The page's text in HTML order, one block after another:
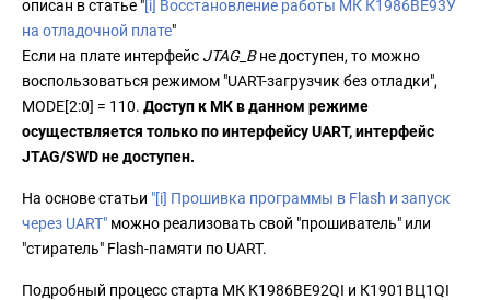
описан в статье " [i] Восстановление работы МК К1986ВЕ93У
на отладочной плате"
Если на плате интерфейс JTAG_Bне доступен, то можно
воспользоваться режимом "UART-загрузчик без отладки",
MODE[2:0] = 110. Доступ к МК в данном режиме
осуществляется только по интерфейсу UART, интерфейс
JTAG/SWD не доступен.
На основе статьи "[i] Прошивка программы в Flash и запуск
через UART" можно реализовать свой "прошиватель" или
"стиратель" Flash-памяти по UART.
Подробный процесс старта МК К1986ВЕ92QI и К1901ВЦ1QI